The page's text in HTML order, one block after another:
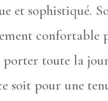
et sophistiqué.
confortable
porter toute la
soit pour une